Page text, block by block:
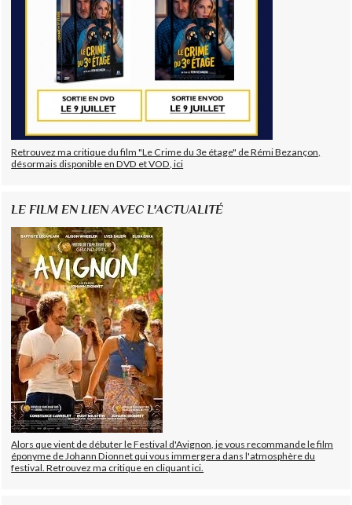
Retrouvez ma critique du film "Le Crime du 3e étage" de Rémi Bezançon,
désormais disponible en DVD et VOD, ici
LE FILM EN LIEN AVEC L'ACTUALITÉ
Alors que vient de débuter le Festival d'Avignon, je vous recommande le film
éponyme de Johann Dionnet qui vous immergera dans l'atmosphère du
festival. Retrouvez ma critique en cliquant ici.